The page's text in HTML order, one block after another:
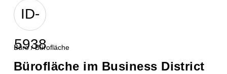
ID-
5938
Büro / Bürofläche
Bürofläche im Business District